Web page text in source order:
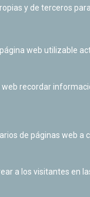
y de terceros
web utilizable
recordar
de páginas web
a los visitantes en